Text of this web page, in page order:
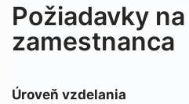
Požiadavky na
zamestnanca
Úroveň vzdelania